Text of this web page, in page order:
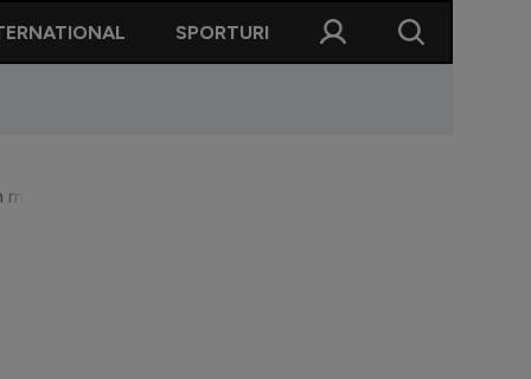
SPORTURI
când ar putea începe demolarea